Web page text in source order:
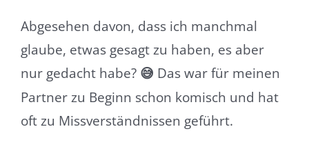
Abgesehen davon, dass ich manchmal
glaube, etwas gesagt zu haben, es aber
nur gedacht habe? 😅 Das war für meinen
Partner zu Beginn schon komisch und hat
oft zu Missverständnissen geführt.